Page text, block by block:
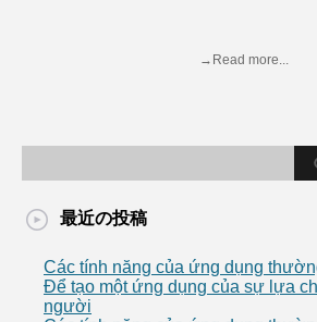
→Read more...
最近の投稿
Các tính năng của ứng dụng
Để tạo một ứng dụng của sự lựa
người